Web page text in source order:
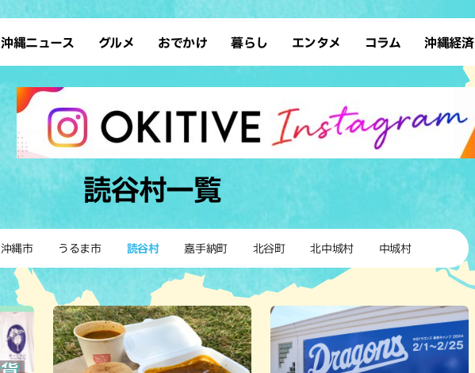
沖縄ニュース グルメ
ラーメン 沖縄そば
テイクアウト カフェ
すし・魚料理 和食・日本料理
沖縄料理 アジア・エスニック
ステーキ・焼肉 焼鳥・串料理
その他の肉料理 居酒屋・バー
ブッフェ・バイキング スイーツ
パン カレー
おでかけ
デート ドライブ
散歩 ソロ活
サウナ 公園
暮らし
レシピ SDGs
ファッション ローカルニュース
沖縄移住 沖縄旧暦行事
エンタメ
スポーツ 占い
タレント・芸人 テレビ
コラム 沖縄経済
読谷村一覧
沖縄市 うるま市 読谷村 嘉手納町 北谷町 北中城村 中城村